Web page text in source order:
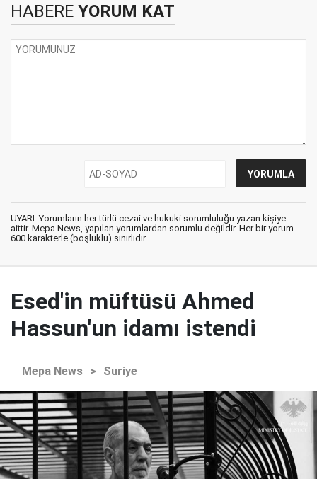
HABERE YORUM KAT
UYARI: Yorumların her türlü cezai ve hukuki sorumluluğu yazan kişiye
aittir. Mepa News, yapılan yorumlardan sorumlu değildir. Her bir yorum
600 karakterle (boşluklu) sınırlıdır.
Esed'in müftüsü Ahmed
Hassun'un idamı istendi
Mepa News > Suriye